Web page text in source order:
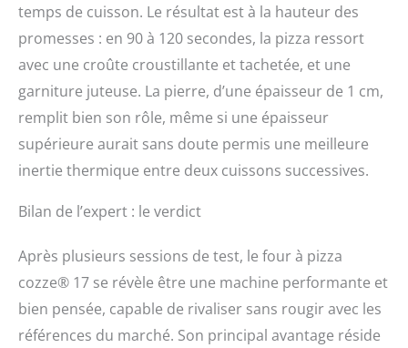
temps de cuisson. Le résultat est à la hauteur des
promesses : en 90 à 120 secondes, la pizza ressort
avec une croûte croustillante et tachetée, et une
garniture juteuse. La pierre, d’une épaisseur de 1 cm,
remplit bien son rôle, même si une épaisseur
supérieure aurait sans doute permis une meilleure
inertie thermique entre deux cuissons successives.
Bilan de l’expert : le verdict
Après plusieurs sessions de test, le four à pizza
cozze® 17 se révèle être une machine performante et
bien pensée, capable de rivaliser sans rougir avec les
références du marché. Son principal avantage réside